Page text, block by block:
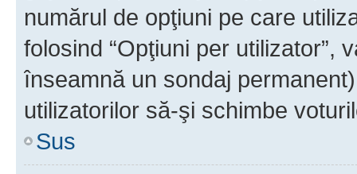
numărul de opţiuni pe care
folosind “Opţiuni per utilizator”,
înseamnă un sondaj
utilizatorilor să-şi schimbe
Sus